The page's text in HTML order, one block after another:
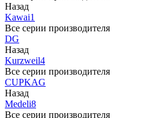
Назад
Kawai1
Все серии производителя
DG
Назад
Kurzweil4
Все серии производителя
CUPKAG
Назад
Medeli8
Все серии производителя